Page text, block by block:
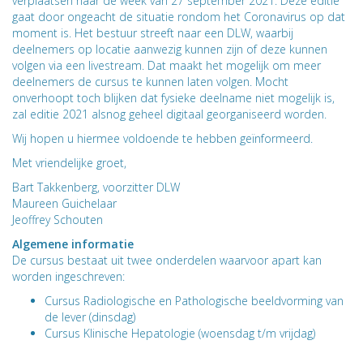
gaat door ongeacht de situatie rondom het Coronavirus op dat
moment is. Het bestuur streeft naar een DLW, waarbij
deelnemers op locatie aanwezig kunnen zijn of deze kunnen
volgen via een livestream. Dat maakt het mogelijk om meer
deelnemers de cursus te kunnen laten volgen. Mocht
onverhoopt toch blijken dat fysieke deelname niet mogelijk is,
zal editie 2021 alsnog geheel digitaal georganiseerd worden.
Wij hopen u hiermee voldoende te hebben geïnformeerd.
Met vriendelijke groet,
Bart Takkenberg, voorzitter DLW
Maureen Guichelaar
Jeoffrey Schouten
Algemene informatie
De cursus bestaat uit twee onderdelen waarvoor apart kan
worden ingeschreven:
Cursus Radiologische en Pathologische beeldvorming van
de lever (dinsdag)
Cursus Klinische Hepatologie (woensdag t/m vrijdag)